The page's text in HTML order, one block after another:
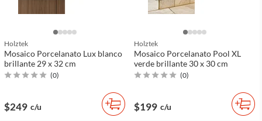
Holztek
Mosaico Porcelanato Lux blanco
brillante 29 x 32 cm
(0)
$249 c/u
Holztek
Mosaico Porcelanato Pool XL
verde brillante 30 x 30 cm
(0)
$199 c/u